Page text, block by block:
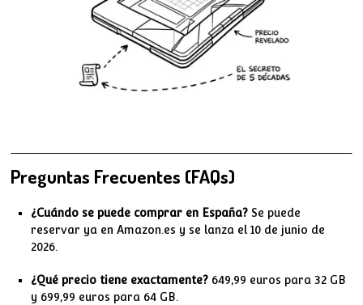
Preguntas Frecuentes (FAQs)
¿Cuándo se puede comprar en España?Se puede
reservar ya en Amazon.es y se lanza el 10 de junio de
2026.
¿Qué precio tiene exactamente?649,99 euros para 32 GB
y 699,99 euros para 64 GB.